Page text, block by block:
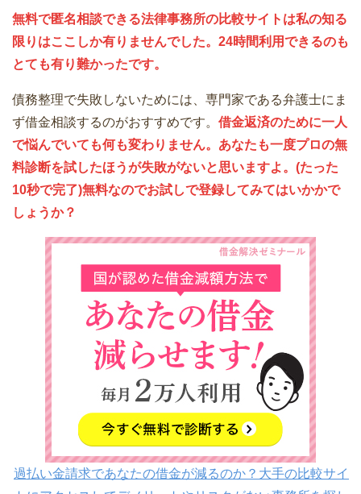
無料で匿名相談できる法律事務所の比較サイトは私の知る
限りはここしか有りませんでした。24時間利用できるのも
とても有り難かったです。
債務整理で失敗しないためには、専門家である弁護士にま
ず借金相談するのがおすすめです。 借金返済のために一人
で悩んでいても何も変わりません。あなたも一度プロの無
料診断を試したほうが失敗がないと思いますよ。(たった
10秒で完了)無料なのでお試しで登録してみてはいかかで
しょうか？
過払い金請求であなたの借金が減るのか？大手の比較サイ